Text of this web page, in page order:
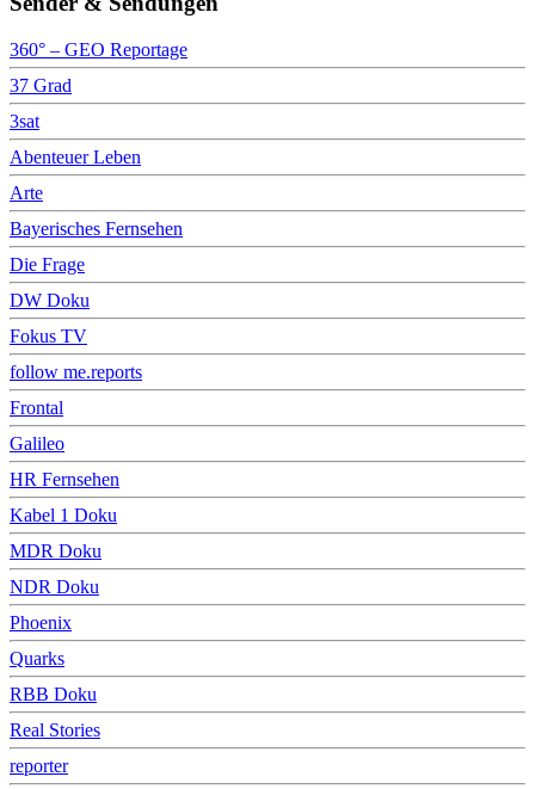
360° – GEO Reportage
37 Grad
3sat
Abenteuer Leben
Arte
Bayerisches Fernsehen
Die Frage
DW Doku
Fokus TV
follow me.reports
Frontal
Galileo
HR Fernsehen
Kabel 1 Doku
MDR Doku
NDR Doku
Phoenix
Quarks
RBB Doku
Real Stories
reporter